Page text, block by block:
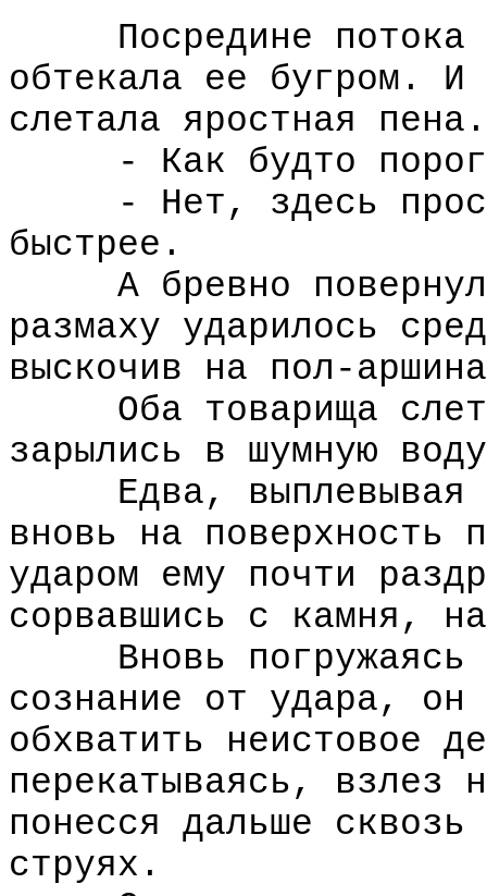
Посредине потока
обтекала ее бугром.
слетала яростная пена.
- Как будто
- Нет, здесь
быстрее.
А бревно
размаху ударилось
выскочив на пол-
Оба товарища
зарылись в шумную
Едва, выплевывая
вновь на поверхность
ударом ему почти
сорвавшись с камня,
Вновь погружаясь
сознание от удара, он
обхватить неистовое
перекатываясь, взлез
понесся дальше
струях.